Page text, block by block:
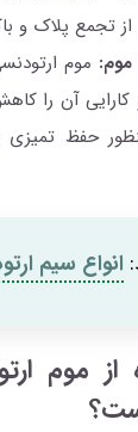
تجمع پلاک و
موم
آن را
حفظ
انواع سیم
از موم